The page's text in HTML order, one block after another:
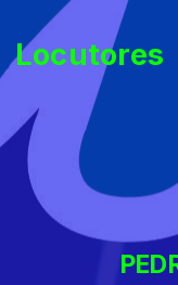
Locutores